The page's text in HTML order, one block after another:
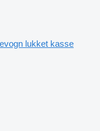
lukket kasse